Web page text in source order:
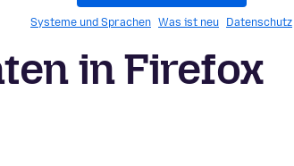
Systeme und Sprachen Was ist neu Datenschutz
in Firefox